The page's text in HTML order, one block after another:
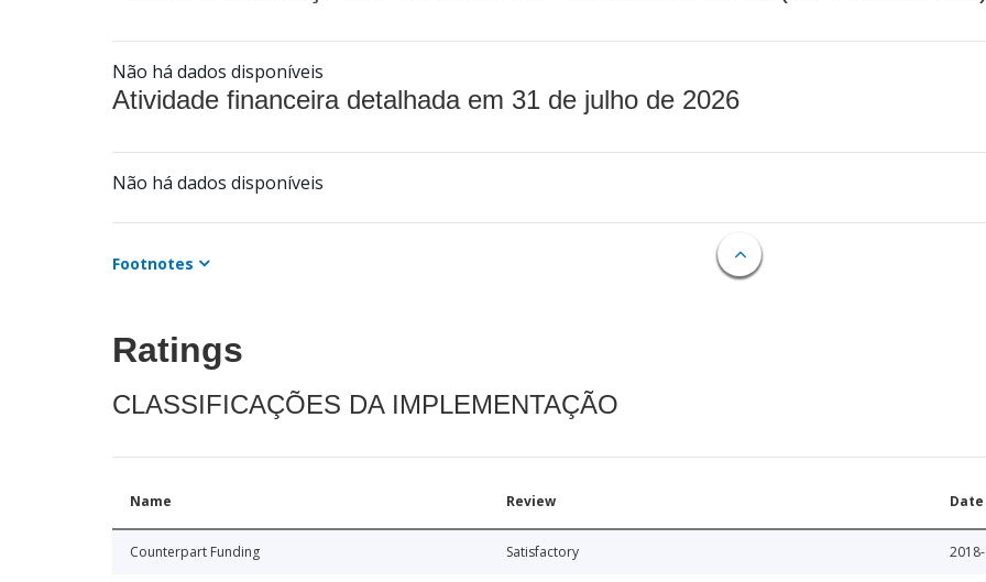
Não há dados disponíveis
Atividade financeira detalhada em 31 de julho de 2026
Não há dados disponíveis
Footnotes
Ratings
CLASSIFICAÇÕES DA IMPLEMENTAÇÃO
Name Review Date
Counterpart Funding Satisfactory